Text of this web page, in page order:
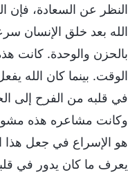
النظر عن السعادة، فإن
الله بعد خلق الإنسان
بالحزن والوحدة. كانت
الوقت. بينما كان الله
في قلبه من الفرح إلى
وكانت مشاعره هذه
هو الإسراع في جعل هذا
يعرف ما كان يدور في